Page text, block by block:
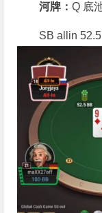
河牌：Q 底
SB allin